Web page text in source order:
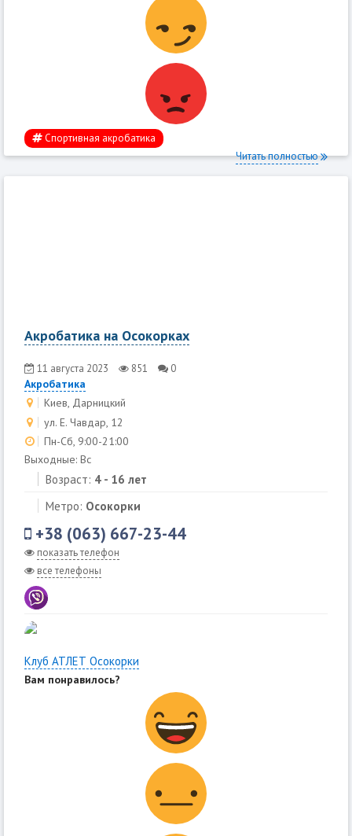
Спортивная акробатика
Читать полностью
Акробатика на Осокорках
11 августа 2023 851 0
Акробатика
Киев, Дарницкий
ул. Е. Чавдар, 12
Пн-Сб, 9:00-21:00
Выходные: Вс
Возраст: 4 - 16 лет
Метро: Осокорки
+38 (063) 667-23-44
показать телефон
все телефоны
Клуб АТЛЕТ Осокорки
Вам понравилось?